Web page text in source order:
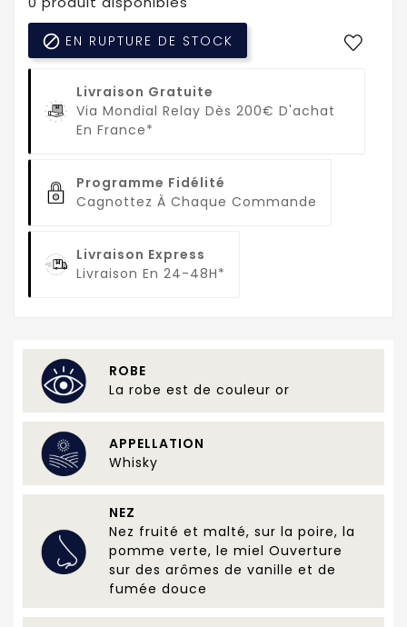
 EN RUPTURE DE STOCK
Livraison Gratuite
Via Mondial Relay Dès 200€ D'achat
En France*
Programme Fidélité
Cagnottez À Chaque Commande
Livraison Express
Livraison En 24-48H*
ROBE
La robe est de couleur or
APPELLATION
Whisky
NEZ
Nez fruité et malté, sur la poire, la
pomme verte, le miel Ouverture
sur des arômes de vanille et de
fumée douce